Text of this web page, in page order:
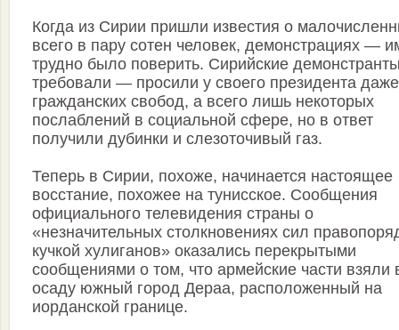
Когда из Сирии пришли известия о
всего в пару сотен человек, демонстрациях —
трудно было поверить. Сирийские
требовали — просили у своего президента
гражданских свобод, а всего лишь некоторых
послаблений в социальной сфере, но в ответ
получили дубинки и слезоточивый газ.
Теперь в Сирии, похоже, начинается настоящее
восстание, похожее на тунисское. Сообщения
официального телевидения страны о
«незначительных столкновениях сил
кучкой хулиганов» оказались перекрытыми
сообщениями о том, что армейские части взяли
осаду южный город Дераа, расположенный на
иорданской границе.